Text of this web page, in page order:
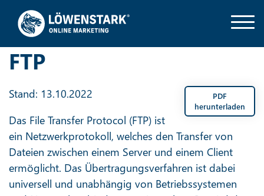
FTP
PDF
herunterladen
Stand: 13.10.2022
Das File Transfer Protocol (FTP) ist
ein Netzwerkprotokoll, welches den Transfer von
Dateien zwischen einem Server und einem Client
ermöglicht. Das Übertragungsverfahren ist dabei
universell und unabhängig von Betriebssystemen